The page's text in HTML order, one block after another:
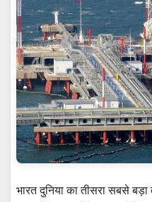
भारत दुनिया का तीसरा सबसे